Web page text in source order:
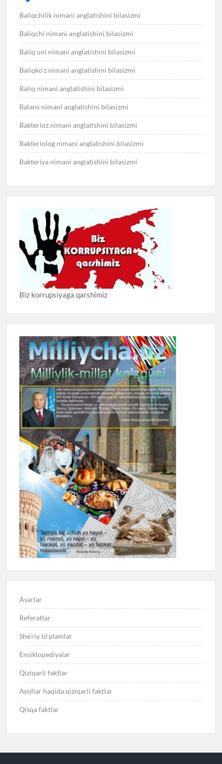
Baliqchilik nimani anglatishini bilasizmi
Baliqchi nimani anglatishini bilasizmi
Baliq uni nimani anglatishini bilasizmi
Baliqko’z nimani anglatishini bilasizmi
Baliq nimani anglatishini bilasizmi
Balans nimani anglatishini bilasizmi
Bakterioz nimani anglatishini bilasizmi
Bakteriolog nimani anglatishini bilasizmi
Bakteriya nimani anglatishini bilasizmi
Biz korrupsiyaga qarshimiz
Asarlar
Referatlar
She’riy to’plamlar
Ensiklopediyalar
Qiziqarli faktlar
Ayollar haqida qiziqarli faktlar
Qisqa faktlar